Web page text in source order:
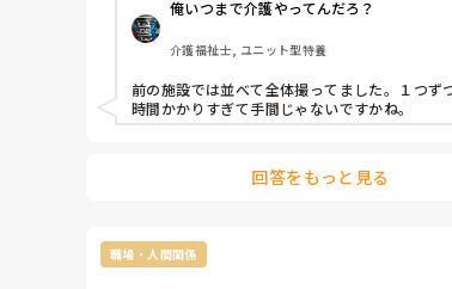
俺いつまで介護やってんだろ？
介護福祉士, ユニット型特養
前の施設では並べて全体撮ってました。１つず
時間かかりすぎて手間じゃないですかね。
回答をもっと見る
職場・人間関係